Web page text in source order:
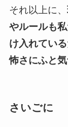
それ以上に、
やルールも
け入れてい
怖さにふと気
さいごに